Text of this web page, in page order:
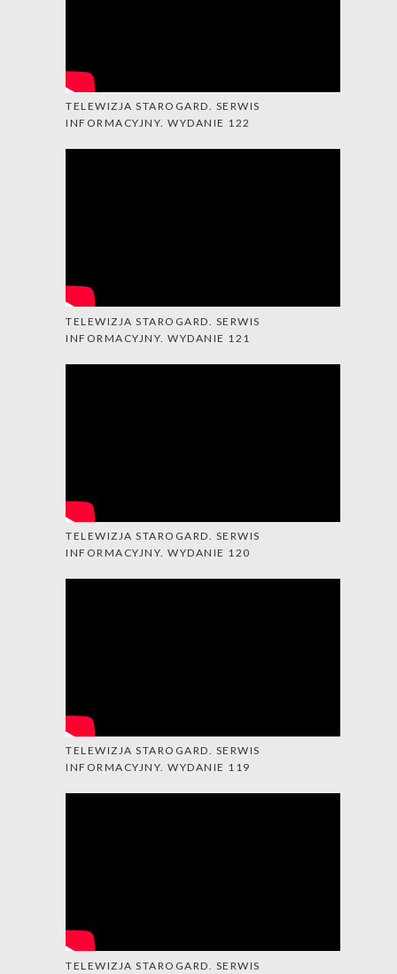
TELEWIZJA STAROGARD. SERWIS
INFORMACYJNY. WYDANIE 122
TELEWIZJA STAROGARD. SERWIS
INFORMACYJNY. WYDANIE 121
TELEWIZJA STAROGARD. SERWIS
INFORMACYJNY. WYDANIE 120
TELEWIZJA STAROGARD. SERWIS
INFORMACYJNY. WYDANIE 119
TELEWIZJA STAROGARD. SERWIS